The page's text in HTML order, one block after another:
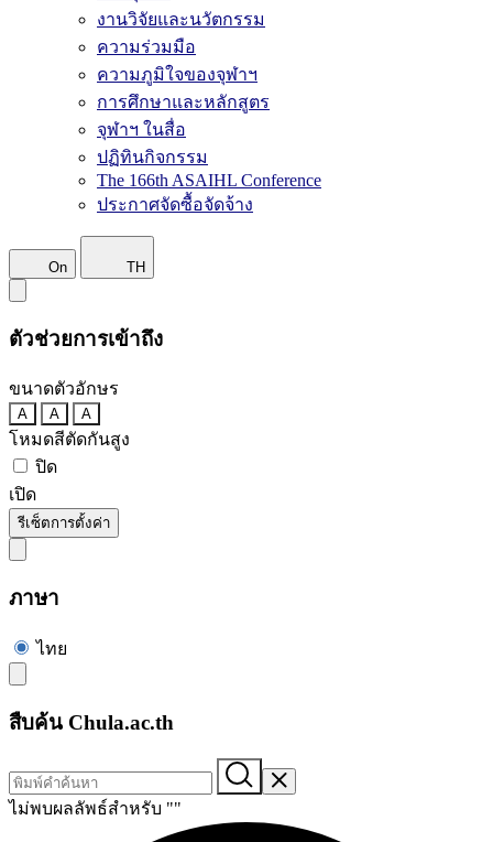
งานวิจัยและนวัตกรรม
ความร่วมมือ
ความภูมิใจของจุฬาฯ
การศึกษาและหลักสูตร
จุฬาฯ ในสื่อ
ปฏิทินกิจกรรม
The 166th ASAIHL Conference
ประกาศจัดซื้อจัดจ้าง
On TH
ตัวช่วยการเข้าถึง
ขนาดตัวอักษร
A A A
โหมดสีตัดกันสูง
ปิด
เปิด
รีเซ็ตการตั้งค่า
ภาษา
ไทย
สืบค้น Chula.ac.th
ไม่พบผลลัพธ์สำหรับ ""